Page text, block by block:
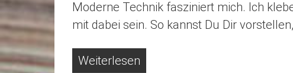
Moderne Technik fasziniert mich. Ich
mit dabei sein. So kannst Du Dir
Weiterlesen